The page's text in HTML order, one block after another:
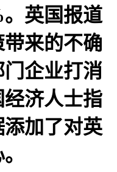
英国报道
来的不确
企业打消
济人士指
加了对英